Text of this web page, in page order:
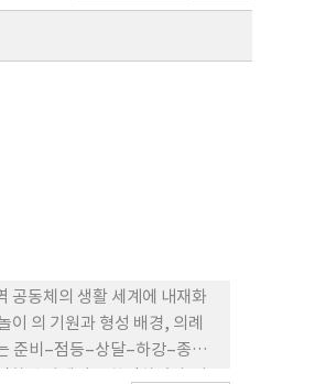
공동체의 생활 세계에 내재화
의 기원과 형성 배경, 의례
준비–점등–상달–하강–종결